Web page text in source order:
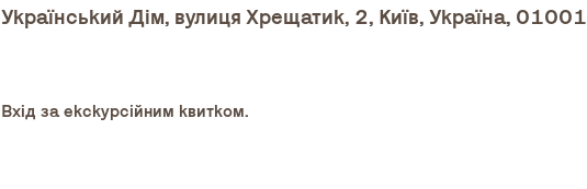
Український Дім, вулиця Хрещатик, 2, Київ, Україна, 01001
Вхід за екскурсійним квитком.